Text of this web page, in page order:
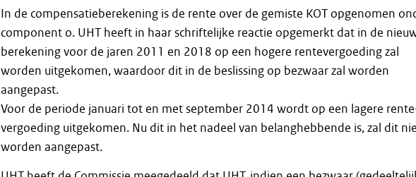
In de compensatieberekening is de rente over de gemiste KOT opgenomen
component o. UHT heeft in haar schriftelijke reactie opgemerkt dat in de
berekening voor de jaren 2011 en 2018 op een hogere rentevergoeding zal
worden uitgekomen, waardoor dit in de beslissing op bezwaar zal worden
aangepast.
Voor de periode januari tot en met september 2014 wordt op een lagere
vergoeding uitgekomen. Nu dit in het nadeel van belanghebbende is, zal dit
worden aangepast.